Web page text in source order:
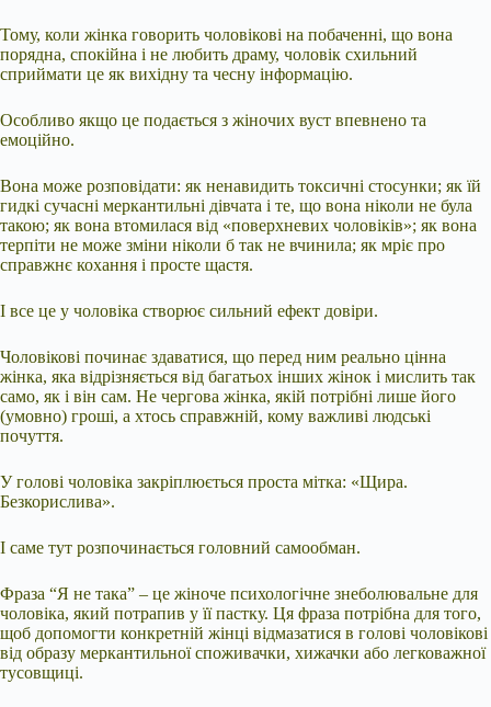
Тому, коли жінка говорить чоловікові на побаченні, що вона
порядна, спокійна і не любить драму, чоловік схильний
сприймати це як вихідну та чесну інформацію.
Особливо якщо це подається з жіночих вуст впевнено та
емоційно.
Вона може розповідати: як ненавидить токсичні стосунки; як їй
гидкі сучасні меркантильні дівчата і те, що вона ніколи не була
такою; як вона втомилася від «поверхневих чоловіків»; як вона
терпіти не може зміни ніколи б так не вчинила; як мріє про
справжнє кохання і просте щастя.
І все це у чоловіка створює сильний ефект довіри.
Чоловікові починає здаватися, що перед ним реально цінна
жінка, яка відрізняється від багатьох інших жінок і мислить так
само, як і він сам. Не чергова жінка, якій потрібні лише його
(умовно) гроші, а хтось справжній, кому важливі людські
почуття.
У голові чоловіка закріплюється проста мітка: «Щира.
Безкорислива».
І саме тут розпочинається головний самообман.
Фраза “Я не така” – це жіноче психологічне знеболювальне для
чоловіка, який потрапив у її пастку. Ця фраза потрібна для того,
щоб допомогти конкретній жінці відмазатися в голові чоловікові
від образу меркантильної споживачки, хижачки або легковажної
тусовщиці.